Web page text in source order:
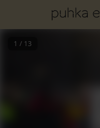
1 / 13